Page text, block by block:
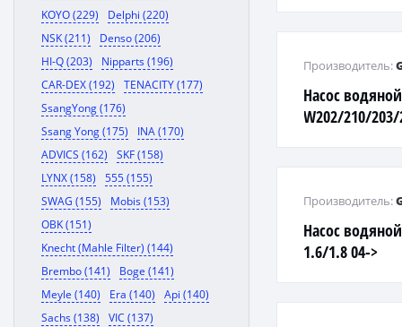
KOYO (229)
Delphi (220)
NSK (211)
Denso (206)
HI-Q (203)
Nipparts (196)
CAR-DEX (192)
TENACITY (177)
SsangYong (176)
Ssang Yong (175)
INA (170)
ADVICS (162)
SKF (158)
LYNX (158)
555 (155)
SWAG (155)
Mobis (153)
OBK (151)
Knecht (Mahle Filter) (144)
Brembo (141)
Boge (141)
Meyle (140)
Era (140)
Api (140)
Sachs (138)
VIC (137)
Насос
W202/210/
Производитель:
Насос водяной
1.6/1.8 04->
Производитель: